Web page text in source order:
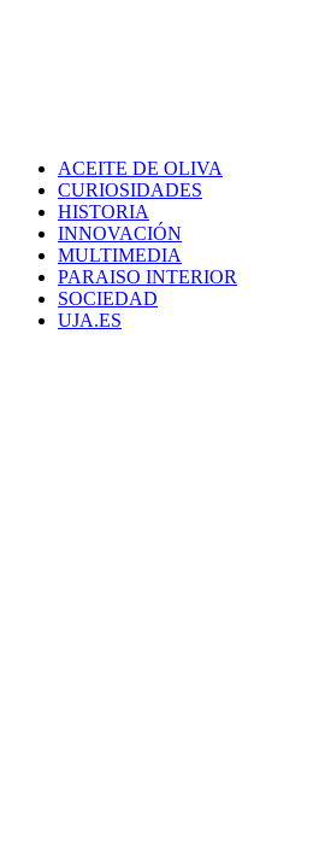
ACEITE DE OLIVA
CURIOSIDADES
HISTORIA
INNOVACIÓN
MULTIMEDIA
PARAISO INTERIOR
SOCIEDAD
UJA.ES